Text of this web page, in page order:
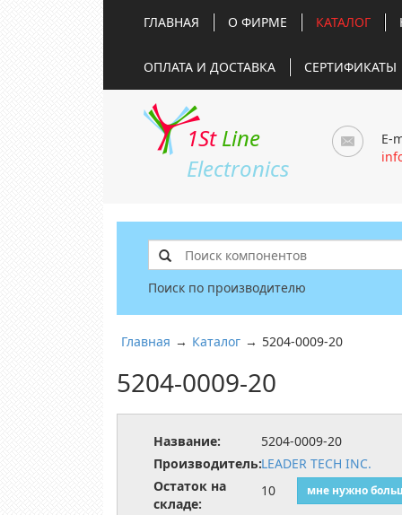
ГЛАВНАЯ О ФИРМЕ КАТАЛОГ
ОПЛАТА И ДОСТАВКА СЕРТИФИКАТЫ
1St Line
Electronics
E-
Поиск по производителю
Главная → Каталог → 5204-0009-20
5204-0009-20
Название:
5204-0009-20
Производитель:LEADER TECH INC.
Остаток на
складе:
10 мне нужно